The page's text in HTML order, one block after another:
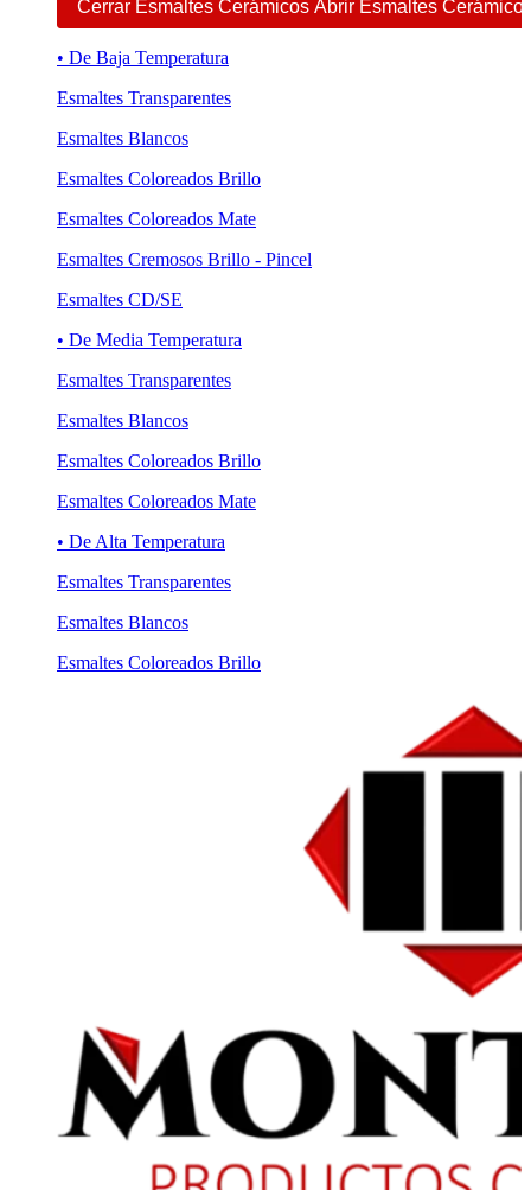
Cerrar Esmaltes Cerámicos Abrir Esmaltes
• De Baja Temperatura
Esmaltes Transparentes
Esmaltes Blancos
Esmaltes Coloreados Brillo
Esmaltes Coloreados Mate
Esmaltes Cremosos Brillo - Pincel
Esmaltes CD/SE
• De Media Temperatura
Esmaltes Transparentes
Esmaltes Blancos
Esmaltes Coloreados Brillo
Esmaltes Coloreados Mate
• De Alta Temperatura
Esmaltes Transparentes
Esmaltes Blancos
Esmaltes Coloreados Brillo